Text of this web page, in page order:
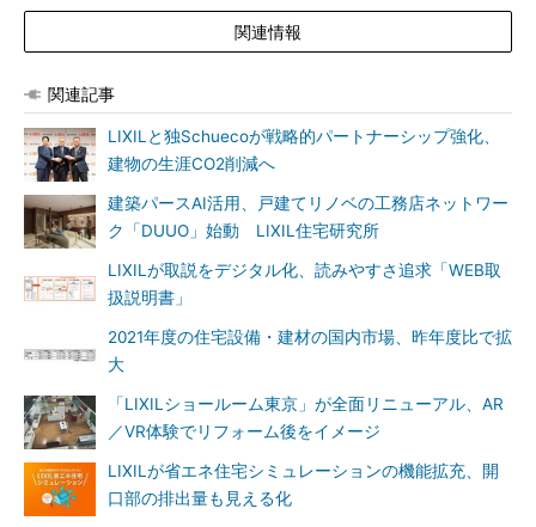
関連情報
関連記事
LIXILと独Schuecoが戦略的パートナーシップ強化、
建物の生涯CO2削減へ
建築パースAI活用、戸建てリノベの工務店ネットワー
ク「DUUO」始動 LIXIL住宅研究所
LIXILが取説をデジタル化、読みやすさ追求「WEB取
扱説明書」
2021年度の住宅設備・建材の国内市場、昨年度比で拡
大
「LIXILショールーム東京」が全面リニューアル、AR
／VR体験でリフォーム後をイメージ
LIXILが省エネ住宅シミュレーションの機能拡充、開
口部の排出量も見える化